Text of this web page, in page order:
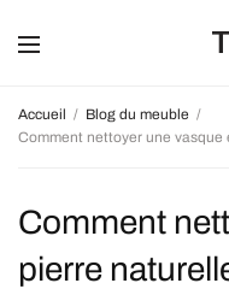
Accueil
Blog du meuble
Comment nettoyer une vasque
Comment
pierre